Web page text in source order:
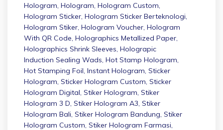
Hologram, Hologram, Hologram Custom,
Hologram Sticker, Hologram Sticker Berteknologi,
Hologram Stiker, Hologram Voucher, Hologram
With QR Code, Holographics Metallized Paper,
Holographics Shrink Sleeves, Holograpic
Induction Sealing Wads, Hot Stamp Hologram,
Hot Stamping Foil, Instant Hologram, Sticker
Hologram, Sticker Hologram Custom, Sticker
Hologram Digital, Stiker Hologram, Stiker
Hologram 3 D, Stiker Hologram A3, Stiker
Hologram Bali, Stiker Hologram Bandung, Stiker
Hologram Custom, Stiker Hologram Farmasi,